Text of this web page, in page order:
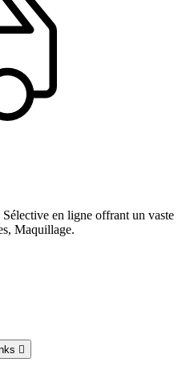
en ligne offrant un vaste
Maquillage.
